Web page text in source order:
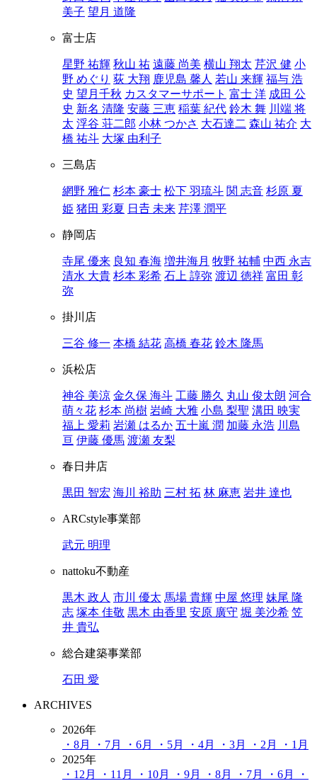
美子 望月 道隆
富士店
星野 祐輝 秋山 祐 遠藤 尚美 横山 翔太 芹沢 健 小
野 めぐり 荻 大翔 鹿児島 馨人 若山 来輝 福与 浩
史 望月千秋 カスタマーサポート 富士 洋 成田 公
史 新名 清隆 安藤 三恵 稲葉 紀代 鈴木 舞 川端 将
太 浮谷 荘二郎 小林 つかさ 大石達二 森山 祐介 大
橋 祐斗 大塚 由利子
三島店
網野 雅仁 杉本 豪士 松下 羽琉斗 関 志音 杉原 夏
姫 猪田 彩夏 日𠮷 未来 芹澤 潤平
静岡店
寺尾 優来 良知 春海 増井海月 牧野 祐輔 中西 永吉
清水 大貴 杉本 彩希 石上 諄弥 渡辺 徳祥 富田 彰
弥
掛川店
三谷 修一 本橋 結花 高橋 春花 鈴木 隆馬
浜松店
神谷 美涼 金久保 海斗 工藤 勝久 丸山 俊太朗 河合
萌々花 杉本 尚樹 岩崎 大雅 小島 梨聖 溝田 映実
福上 愛莉 岩瀬 はるか 五十嵐 潤 加藤 永浩 川島
亘 伊藤 優馬 渡瀬 友梨
春日井店
黒田 智宏 海川 裕助 三村 拓 林 麻恵 岩井 達也
ARCstyle事業部
武元 明理
nattoku不動産
黒木 政人 市川 優太 馬場 貴輝 中屋 悠理 妹尾 隆
志 塚本 佳敬 黒木 由香里 安原 廣守 堀 美沙希 笠
井 貴弘
総合建築事業部
石田 愛
ARCHIVES
2026年
・8月
・7月 ・6月 ・5月 ・4月 ・3月 ・2月
・1月
2025年
・12月
・11月 ・10月 ・9月 ・8月 ・7月 ・6月
・